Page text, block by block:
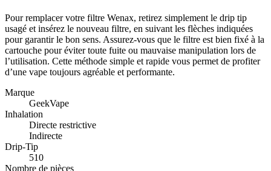
Pour remplacer votre filtre Wenax, retirez simplement le drip tip
usagé et insérez le nouveau filtre, en suivant les flèches indiquées
pour garantir le bon sens. Assurez-vous que le filtre est bien fixé à la
cartouche pour éviter toute fuite ou mauvaise manipulation lors de
l’utilisation. Cette méthode simple et rapide vous permet de profiter
d’une vape toujours agréable et performante.
Marque
GeekVape
Inhalation
Directe restrictive
Indirecte
Drip-Tip
510
Nombre de pièces